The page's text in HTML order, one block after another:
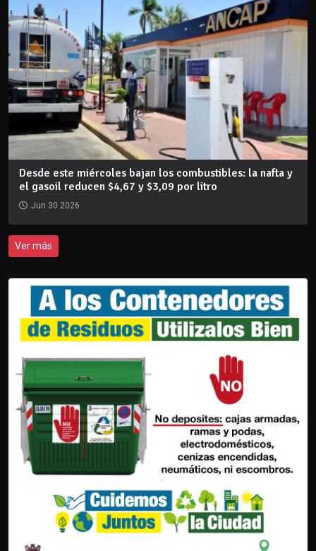
Desde este miércoles bajan los combustibles: la nafta y
el gasoil reducen $4,67 y $3,09 por litro
Jun 30 2026
Ver más